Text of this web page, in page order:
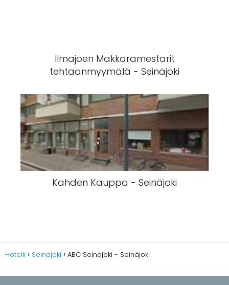
Ilmajoen Makkaramestarit
tehtaanmyymälä - Seinäjoki
Kahden Kauppa - Seinäjoki
Hotelli Seinäjoki ABC Seinäjoki - Seinäjoki